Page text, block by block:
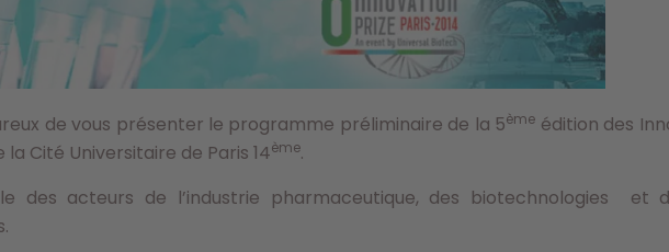
de vous présenter le programme préliminaire de la 5ème édition des
Cité Universitaire de Paris 14ème.
des acteurs de l’industrie pharmaceutique, des biotechnologies et